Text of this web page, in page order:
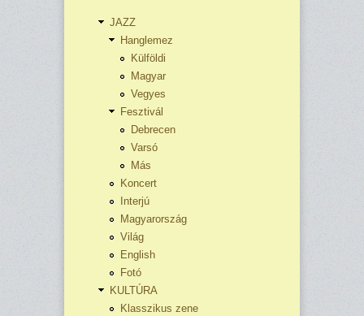
JAZZ
Hanglemez
Külföldi
Magyar
Vegyes
Fesztivál
Debrecen
Varsó
Más
Koncert
Interjú
Magyarország
Világ
English
Fotó
KULTÚRA
Klasszikus zene